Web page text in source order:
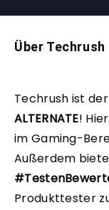
Über Techrush
Techrush ist
ALTERNATE!
im Gaming-
Außerdem
Produkttester